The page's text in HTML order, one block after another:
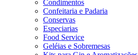
Condimentos
Confeitaria e Padaria
Conservas
Especiarias
Food Service
Geléias e Sobremesas